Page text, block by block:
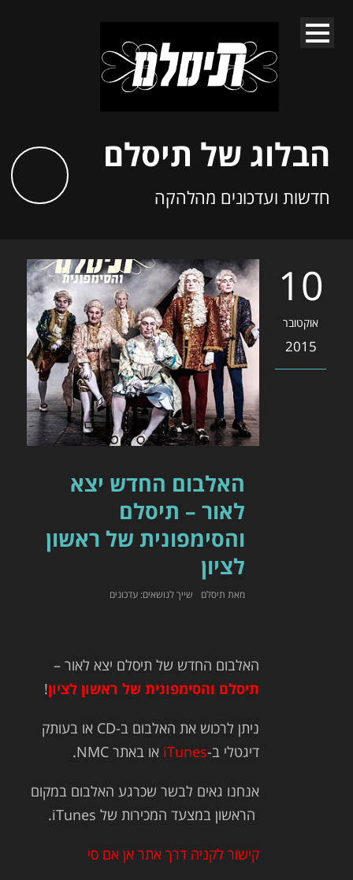
הבלוג של תיסלם
חדשות ועדכונים מהלהקה
10
אוקטובר
2015
האלבום החדש יצא
לאור – תיסלם
והסימפונית של ראשון
לציון
מאת תיסלם עדכונים
האלבום החדש של תיסלם יצא לאור –
תיסלם והסימפונית של ראשון לציון!
ניתן לרכוש את האלבום ב-CD או בעותק
דיגטלי ב-iTunes או באתר NMC.
אנחנו גאים לבשר שכרגע האלבום במקום
הראשון במצעד המכירות של iTunes.
קישור לקניה דרך אתר אן אם סי